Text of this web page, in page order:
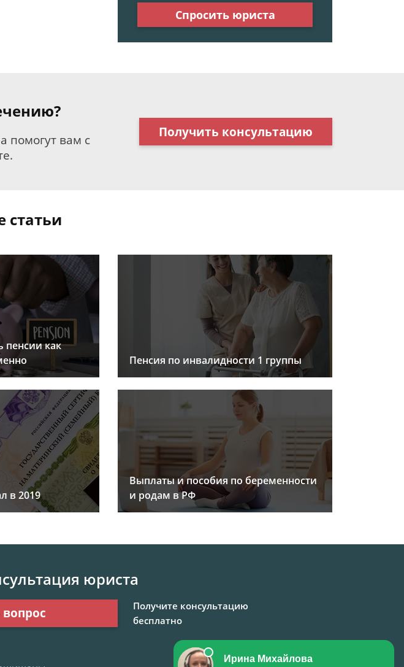
Спросить юриста
помогут вам с
Получить консультацию
статьи
пенсии как
Пенсия по инвалидности 1 группы
в 2019
Выплаты и пособия по беременности
и родам в РФ
юриста
Получите консультацию
бесплатно